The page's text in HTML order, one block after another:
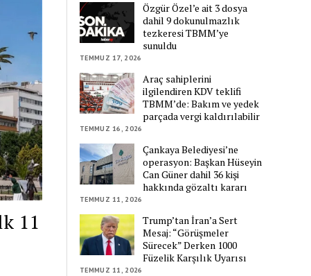
11
Özgür Özel’e ait 3 dosya
dahil 9 dokunulmazlık
tezkeresi TBMM’ye
sunuldu
TEMMUZ 17, 2026
Araç sahiplerini
ilgilendiren KDV teklifi
TBMM’de: Bakım ve yedek
parçada vergi kaldırılabilir
TEMMUZ 16, 2026
Çankaya Belediyesi’ne
operasyon: Başkan Hüseyin
Can Güner dahil 36 kişi
hakkında gözaltı kararı
TEMMUZ 11, 2026
Trump’tan İran’a Sert
Mesaj: “Görüşmeler
Sürecek” Derken 1000
Füzelik Karşılık Uyarısı
TEMMUZ 11, 2026